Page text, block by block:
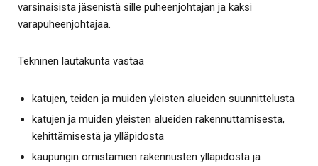
varsinaisista jäsenistä sille puheenjohtajan ja kaksi
varapuheenjohtajaa.
Tekninen lautakunta vastaa
katujen, teiden ja muiden yleisten alueiden suunnittelusta
katujen ja muiden yleisten alueiden rakennuttamisesta,
kehittämisestä ja ylläpidosta
kaupungin omistamien rakennusten ylläpidosta ja